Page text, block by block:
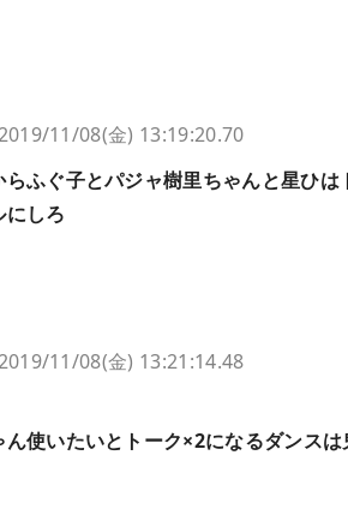
11/08(金) 13:19:20.70
ふぐ子とパジャ樹里ちゃんと星ひは
にしろ
11/08(金) 13:21:14.48
使いたいとトーク×2になるダンスは